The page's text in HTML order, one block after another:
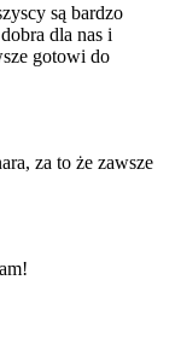
są bardzo
dla nas i
gotowi do
za to że zawsze